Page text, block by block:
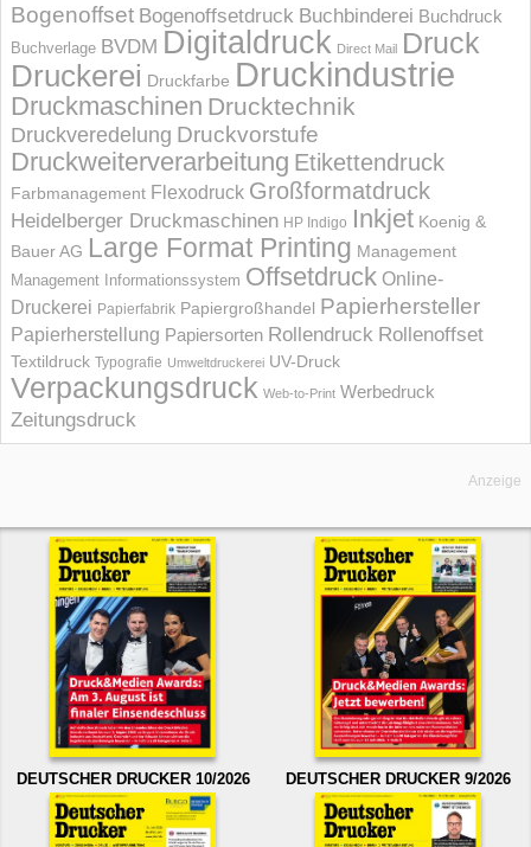
Bogenoffset Bogenoffsetdruck Buchbinderei Buchdruck
Buchverlage BVDM Digitaldruck Direct Mail Druck
Druckerei Druckfarbe Druckindustrie
Druckmaschinen Drucktechnik
Druckveredelung Druckvorstufe
Druckweiterverarbeitung Etikettendruck
Farbmanagement Flexodruck Großformatdruck
Heidelberger Druckmaschinen HP Indigo Inkjet Koenig &
Bauer AG Large Format Printing Management
Management Informations­system Offsetdruck Online-
Druckerei Papierfabrik Papiergroßhandel Papierhersteller
Papierherstellung Papiersorten Rollendruck Rollenoffset
Textildruck Typografie Umweltdruckerei UV-Druck
Verpackungsdruck Web-to-Print Werbedruck
Zeitungsdruck
Anzeige
DEUTSCHER DRUCKER 10/2026 DEUTSCHER DRUCKER 9/2026